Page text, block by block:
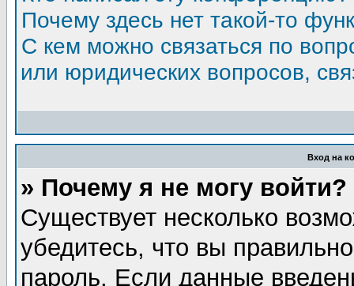
Почему здесь нет такой-то
С кем можно связаться по
или юридических вопросов,
Вход на
» Почему я не могу войти?
Существует несколько
убедитесь, что вы
пароль. Если данные